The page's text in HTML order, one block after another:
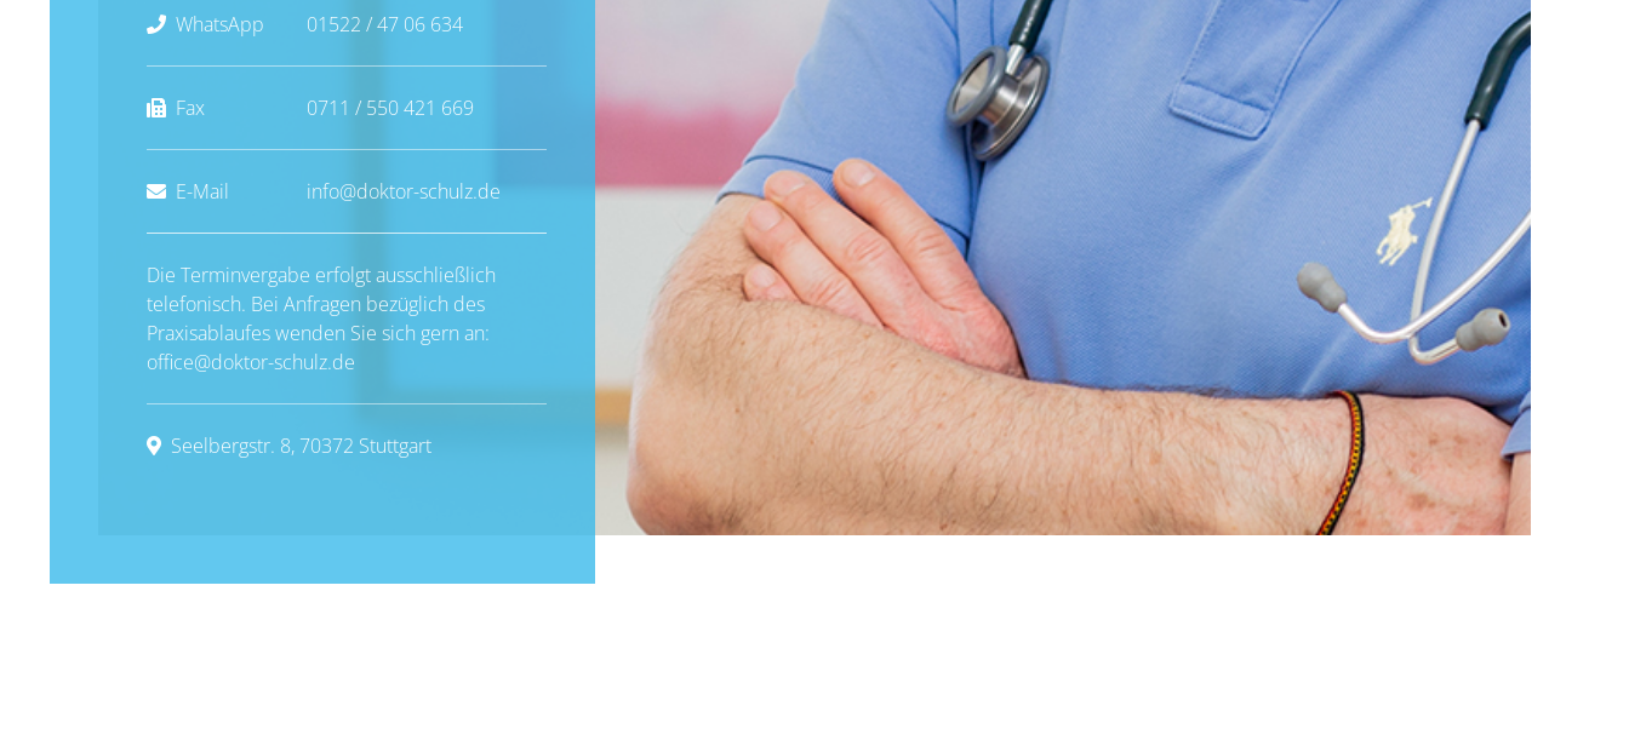
WhatsApp 01522 / 47 06 634
Fax 0711 / 550 421 669
E-Mail info@doktor-schulz.de
Die Terminvergabe erfolgt ausschließlich
telefonisch. Bei Anfragen bezüglich des
Praxisablaufes wenden Sie sich gern an:
office@doktor-schulz.de
Seelbergstr. 8, 70372 Stuttgart